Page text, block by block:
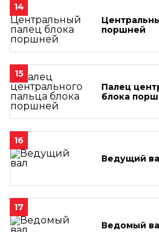
14
поршней
15
Палец
блока
16
Ведущий
17
Ведомый